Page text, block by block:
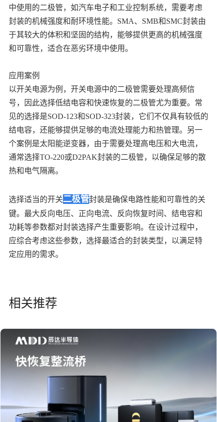
中使用的二极管，如汽车电子和工业控制系统，需要考虑
封装的机械强度和耐环境性能。SMA、SMB和SMC封装由
于其较大的体积和坚固的结构，能够提供更高的机械强度
和可靠性，适合在恶劣环境中使用。
应用案例
以开关电源为例，开关电源中的二极管需要处理高频信
号，因此选择低结电容和快速恢复的二极管尤为重要。常
见的选择是SOD-123和SOD-323封装，它们不仅具有较低的
结电容，还能够提供足够的电流处理能力和热管理。另一
个案例是太阳能逆变器，由于需要处理高电压和大电流，
通常选择TO-220或D2PAK封装的二极管，以确保足够的散
热和电气隔离。
选择适当的开关二极管封装是确保电路性能和可靠性的关
键。最大反向电压、正向电流、反向恢复时间、结电容和
功耗等参数都对封装选择产生重要影响。在设计过程中，
应综合考虑这些参数，选择最适合的封装类型，以满足特
定应用的需求。
相关推荐